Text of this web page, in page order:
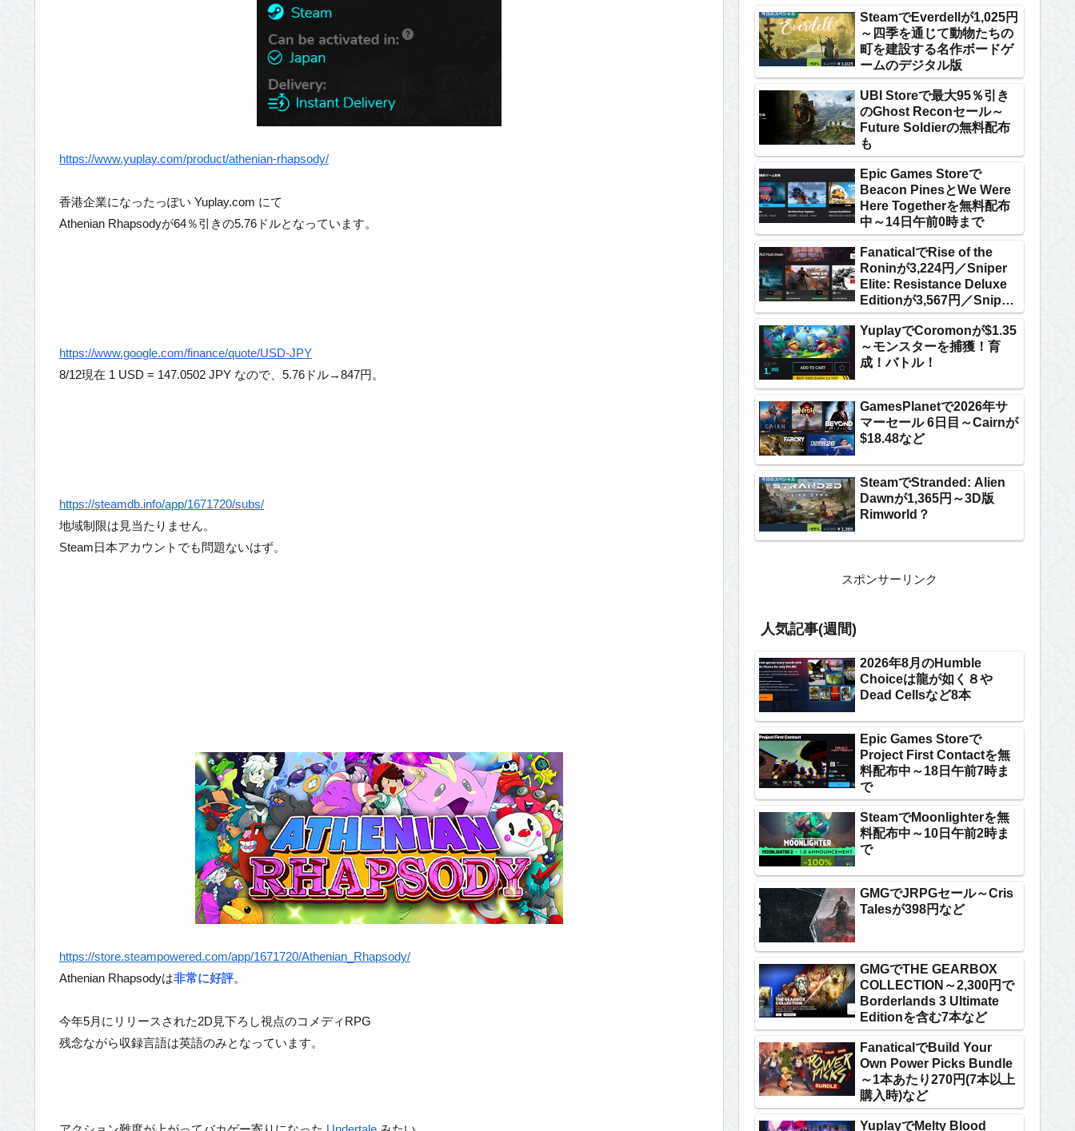
https://www.yuplay.com/product/athenian-rhapsody/
香港企業になったっぽい Yuplay.com にて
Athenian Rhapsodyが64％引きの5.76ドルとなっています。
https://www.google.com/finance/quote/USD-JPY
8/12現在 1 USD = 147.0502 JPY なので、5.76ドル→847円。
https://steamdb.info/app/1671720/subs/
地域制限は見当たりません。
Steam日本アカウントでも問題ないはず。
https://store.steampowered.com/app/1671720/Athenian_Rhapsody/
Athenian Rhapsodyは非常に好評。
今年5月にリリースされた2D見下ろし視点のコメディRPG
残念ながら収録言語は英語のみとなっています。
SteamでEverdellが1,025円
～四季を通じて動物たちの
町を建設する名作ボードゲ
ームのデジタル版
UBI Storeで最大95％引き
のGhost Reconセール～
Future Soldierの無料配布
も
Epic Games Storeで
Beacon PinesとWe Were
Here Togetherを無料配布
中～14日午前0時まで
FanaticalでRise of the
Roninが3,224円／Sniper
Elite: Resistance Deluxe
Editionが3,567円／Sniper
Ghost Warrior Contractsが
239円
YuplayでCoromonが$1.35
～モンスターを捕獲！育
成！バトル！
GamesPlanetで2026年サ
マーセール 6日目～Cairnが
$18.48など
SteamでStranded: Alien
Dawnが1,365円～3D版
Rimworld？
スポンサーリンク
人気記事(週間)
2026年8月のHumble
Choiceは龍が如く８や
Dead Cellsなど8本
Epic Games Storeで
Project First Contactを無
料配布中～18日午前7時ま
で
SteamでMoonlighterを無
料配布中～10日午前2時ま
で
GMGでJRPGセール～Cris
Talesが398円など
GMGでTHE GEARBOX
COLLECTION～2,300円で
Borderlands 3 Ultimate
Editionを含む7本など
FanaticalでBuild Your
Own Power Picks Bundle
～1本あたり270円(7本以上
購入時)など
YuplayでMelty Blood